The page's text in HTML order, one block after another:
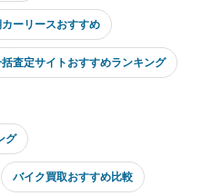
ーリースおすすめ
査定サイトおすすめランキング
グ
バイク買取おすすめ比較